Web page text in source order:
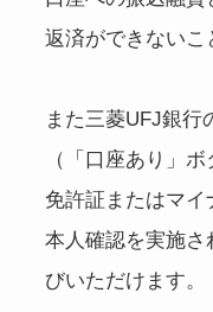
返済ができないこ
また三菱UFJ銀行
（「口座あり」
免許証またはマイ
本人確認を実施さ
びいただけます。